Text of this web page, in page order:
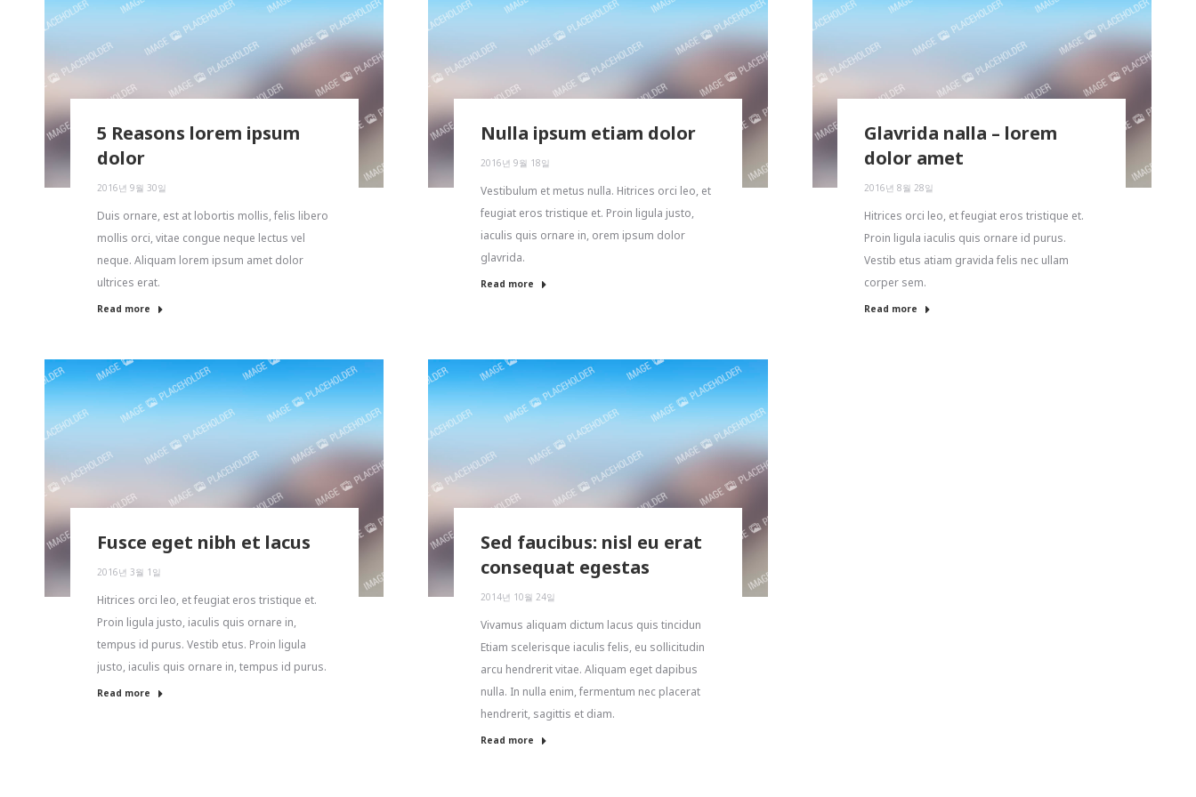
5 Reasons lorem ipsum
dolor
2016년 9월 30일
Duis ornare, est at lobortis mollis, felis libero
mollis orci, vitae congue neque lectus vel
neque. Aliquam lorem ipsum amet dolor
ultrices erat.
Read more
Nulla ipsum etiam dolor
2016년 9월 18일
Vestibulum et metus nulla. Hitrices orci leo, et
feugiat eros tristique et. Proin ligula justo,
iaculis quis ornare in, orem ipsum dolor
glavrida.
Read more
Glavrida nalla – lorem
dolor amet
2016년 8월 28일
Hitrices orci leo, et feugiat eros tristique et.
Proin ligula iaculis quis ornare id purus.
Vestib etus atiam gravida felis nec ullam
corper sem.
Read more
Fusce eget nibh et lacus
2016년 3월 1일
Hitrices orci leo, et feugiat eros tristique et.
Proin ligula justo, iaculis quis ornare in,
tempus id purus. Vestib etus. Proin ligula
justo, iaculis quis ornare in, tempus id purus.
Read more
Sed faucibus: nisl eu erat
consequat egestas
2014년 10월 24일
Vivamus aliquam dictum lacus quis tincidun
Etiam scelerisque iaculis felis, eu sollicitudin
arcu hendrerit vitae. Aliquam eget dapibus
nulla. In nulla enim, fermentum nec placerat
hendrerit, sagittis et diam.
Read more